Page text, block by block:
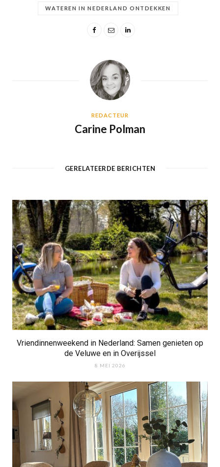
WATEREN IN NEDERLAND ONTDEKKEN
REDACTEUR
Carine Polman
GERELATEERDE BERICHTEN
Vriendinnenweekend in Nederland: Samen genieten op
de Veluwe en in Overijssel
8 MEI 2026